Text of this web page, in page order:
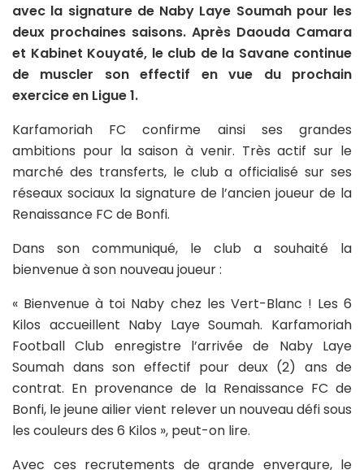
avec la signature de Naby Laye Soumah pour les
deux prochaines saisons. Après Daouda Camara
et Kabinet Kouyaté, le club de la Savane continue
de muscler son effectif en vue du prochain
exercice en Ligue 1.
Karfamoriah FC confirme ainsi ses grandes
ambitions pour la saison à venir. Très actif sur le
marché des transferts, le club a officialisé sur ses
réseaux sociaux la signature de l’ancien joueur de la
Renaissance FC de Bonfi.
Dans son communiqué, le club a souhaité la
bienvenue à son nouveau joueur :
« Bienvenue à toi Naby chez les Vert-Blanc ! Les 6
Kilos accueillent Naby Laye Soumah. Karfamoriah
Football Club enregistre l’arrivée de Naby Laye
Soumah dans son effectif pour deux (2) ans de
contrat. En provenance de la Renaissance FC de
Bonfi, le jeune ailier vient relever un nouveau défi sous
les couleurs des 6 Kilos », peut-on lire.
Avec ces recrutements de grande envergure, le